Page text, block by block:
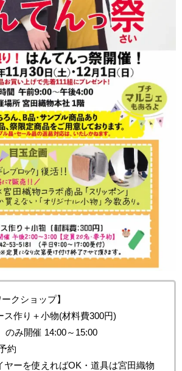
クショップ】
作り＋小物(材料費300円)
のみ開催 14:00～15:00
約
ーを使えればOK・道具は宮田織物